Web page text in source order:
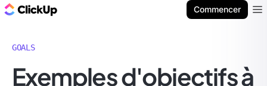
Commencer
GOALS
Exemples d'objectifs à